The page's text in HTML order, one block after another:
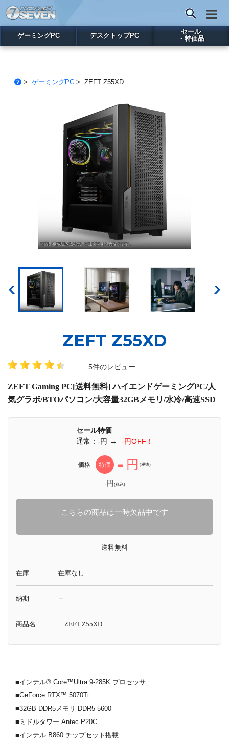
ゲーミングPC デスクトップPC
セール
・特価品
> ゲーミングPC> ZEFT Z55XD
ZEFT Z55XD
5件のレビュー
ZEFT Gaming PC[送料無料] ハイエンドゲーミングPC/人
気グラボ/BTOパソコン/大容量32GBメモリ/水冷/高速SSD
セール特価
通常：-円 → -円OFF！
価格 特価 - 円 (税抜)
-円(税込)
こちらの商品は一時欠品中です
送料無料
在庫 在庫なし
納期 －
商品名 ZEFT Z55XD
■インテル® Core™Ultra 9-285K プロセッサ
■GeForce RTX™ 5070Ti
■32GB DDR5メモリ DDR5-5600
■ミドルタワー Antec P20C
■インテル B860 チップセット搭載